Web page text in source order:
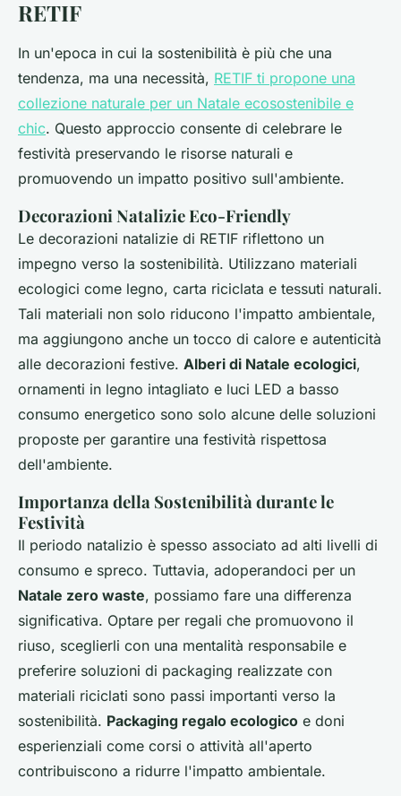
RETIF
In un'epoca in cui la sostenibilità è più che una
tendenza, ma una necessità, RETIF ti propone una
collezione naturale per un Natale ecosostenibile e
chic. Questo approccio consente di celebrare le
festività preservando le risorse naturali e
promuovendo un impatto positivo sull'ambiente.
Decorazioni Natalizie Eco-Friendly
Le decorazioni natalizie di RETIF riflettono un
impegno verso la sostenibilità. Utilizzano materiali
ecologici come legno, carta riciclata e tessuti naturali.
Tali materiali non solo riducono l'impatto ambientale,
ma aggiungono anche un tocco di calore e autenticità
alle decorazioni festive. Alberi di Natale ecologici,
ornamenti in legno intagliato e luci LED a basso
consumo energetico sono solo alcune delle soluzioni
proposte per garantire una festività rispettosa
dell'ambiente.
Importanza della Sostenibilità durante le
Festività
Il periodo natalizio è spesso associato ad alti livelli di
consumo e spreco. Tuttavia, adoperandoci per un
Natale zero waste, possiamo fare una differenza
significativa. Optare per regali che promuovono il
riuso, sceglierli con una mentalità responsabile e
preferire soluzioni di packaging realizzate con
materiali riciclati sono passi importanti verso la
sostenibilità. Packaging regalo ecologico e doni
esperienziali come corsi o attività all'aperto
contribuiscono a ridurre l'impatto ambientale.